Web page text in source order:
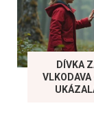
DÍVKA
VLKODAVA